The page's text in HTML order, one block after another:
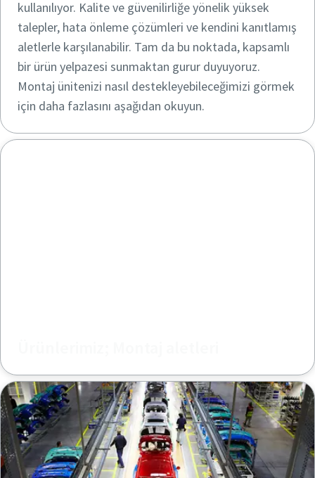
kullanılıyor. Kalite ve güvenilirliğe yönelik yüksek
talepler, hata önleme çözümleri ve kendini kanıtlamış
aletlerle karşılanabilir. Tam da bu noktada, kapsamlı
bir ürün yelpazesi sunmaktan gurur duyuyoruz.
Montaj ünitenizi nasıl destekleyebileceğimizi görmek
için daha fazlasını aşağıdan okuyun.